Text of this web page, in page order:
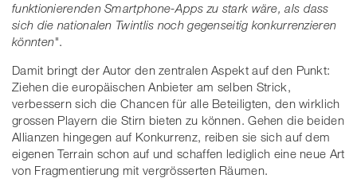
funktionierenden Smartphone-Apps zu stark wäre, als dass
sich die nationalen Twintlis noch gegenseitig konkurrenzieren
könnten".
Damit bringt der Autor den zentralen Aspekt auf den Punkt:
Ziehen die europäischen Anbieter am selben Strick,
verbessern sich die Chancen für alle Beteiligten, den wirklich
grossen Playern die Stirn bieten zu können. Gehen die beiden
Allianzen hingegen auf Konkurrenz, reiben sie sich auf dem
eigenen Terrain schon auf und schaffen lediglich eine neue Art
von Fragmentierung mit vergrösserten Räumen.